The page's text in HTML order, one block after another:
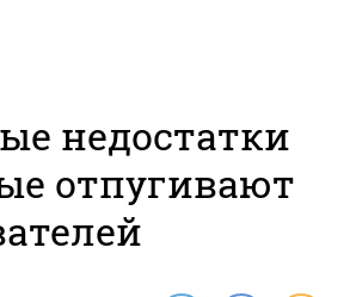
недостатки
отпугивают